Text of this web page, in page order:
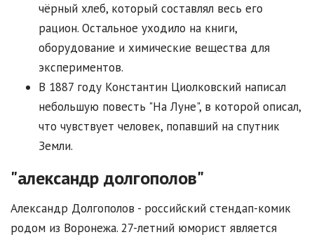
чёрный хлеб, который составлял весь его
рацион. Остальное уходило на книги,
оборудование и химические вещества для
экспериментов.
В 1887 году Константин Циолковский написал
небольшую повесть "На Луне", в которой описал,
что чувствует человек, попавший на спутник
Земли.
"александр долгополов"
Александр Долгополов - российский стендап-комик
родом из Воронежа. 27-летний юморист является